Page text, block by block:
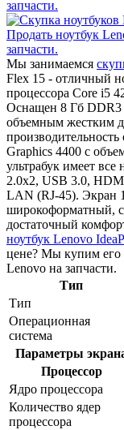
Мы занимаемся
Flex 15 - отличный
процессора Core i5
Оснащен 8 Гб DDR3
объемным жестким
Graphics 4400 с
ультрабук имеет
2.0x2, USB 3.0,
LAN (RJ-45). Экран
широкоформатный,
достаточный
ноутбук Lenovo
цене? Мы купим его
Lenovo на запчасти.
Тип
Тип
Операционная
система
Параметры
Процессор
Ядро процессора
Количество ядер
процессора